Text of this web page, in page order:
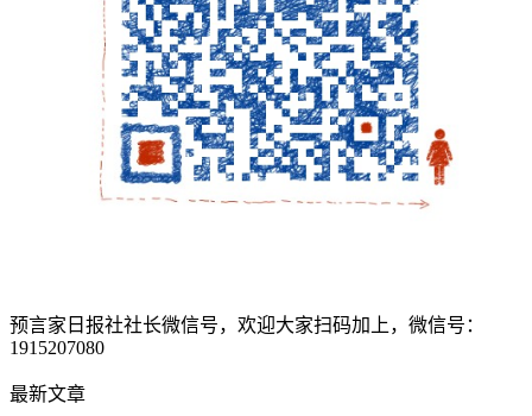
预言家日报社社长微信号，欢迎大家扫码加上，微信号：
1915207080
最新文章